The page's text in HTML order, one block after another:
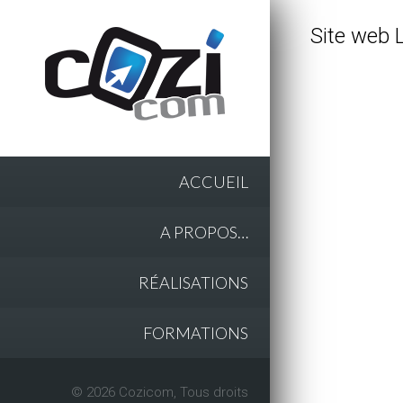
ACCUEIL
A PROPOS…
RÉALISATIONS
FORMATIONS
© 2026 Cozicom, Tous droits
Site web